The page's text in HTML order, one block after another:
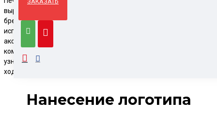
выразить индивидуальность организации. Подобное
брендирование актуально, ведь устройство активно
используется, будучи популярным носителем информации и
аксессуар, используемый офисными работниками. Потому
компании стремятся нанести на корпоративный аксессуар
узнаваемый принт, эмблему фирмы. В качестве маркетингового
хода распространена
Нанесение логотипа